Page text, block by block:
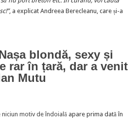
, a explicat Andreea Berecleanu, care și-a
blondă, sexy și
rar în țară, dar a venit
Mutu
niciun motiv de îndoialăapare prima dată în